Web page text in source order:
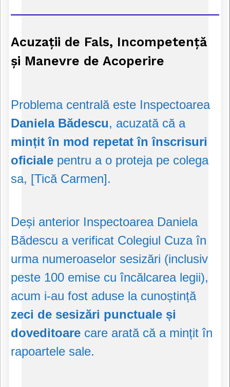
Acuzații de Fals, Incompetență
și Manevre de Acoperire
Problema centrală este Inspectoarea
Daniela Bădescu, acuzată că a
mințit în mod repetat în înscrisuri
oficiale pentru a o proteja pe colega
sa, [Tică Carmen].
Deși anterior Inspectoarea Daniela
Bădescu a verificat Colegiul Cuza în
urma numeroaselor sesizări (inclusiv
peste 100 emise cu încălcarea legii),
acum i-au fost aduse la cunoștință
zeci de sesizări punctuale și
doveditoare care arată că a mințit în
rapoartele sale.